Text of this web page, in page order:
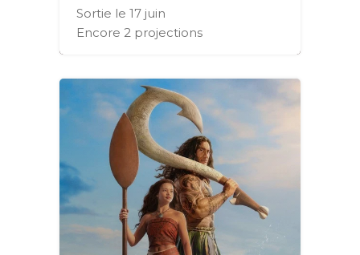
Sortie le 17 juin
Encore 2 projections